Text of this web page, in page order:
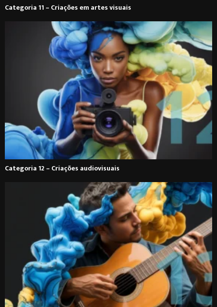
Categoria 11 – Criações em artes visuais
Categoria 12 – Criações audiovisuais